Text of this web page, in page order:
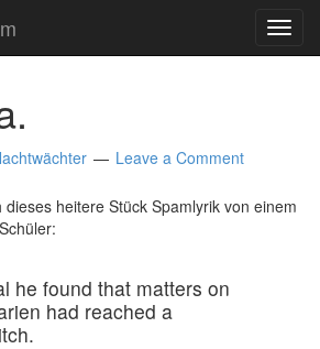
Leave a Comment
heitere Stück Spamlyrik von einem
he found that matters on
had reached a